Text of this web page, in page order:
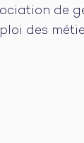
de
des